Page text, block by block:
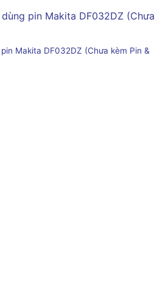
Makita DF032DZ (Chưa kèm Pin &